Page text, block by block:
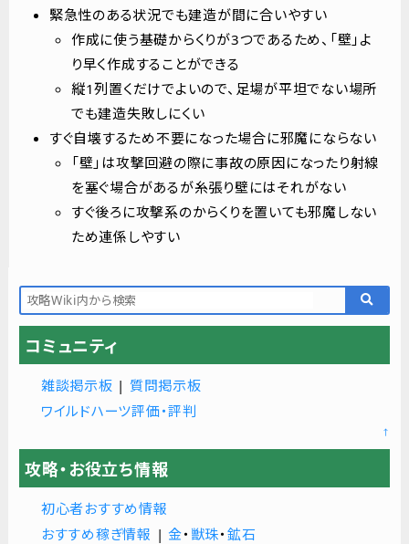
緊急性のある状況でも建造が間に合いやすい
作成に使う基礎からくりが3つであるため、「壁」よ
り早く作成することができる
縦1列置くだけでよいので、足場が平坦でない場所
でも建造失敗しにくい
すぐ自壊するため不要になった場合に邪魔にならない
「壁」は攻撃回避の際に事故の原因になったり射線
を塞ぐ場合があるが糸張り壁にはそれがない
すぐ後ろに攻撃系のからくりを置いても邪魔しない
ため連係しやすい
コミュニティ
雑談掲示板 | 質問掲示板
ワイルドハーツ評価・評判
↑
攻略・お役立ち情報
初心者おすすめ情報
おすすめ稼ぎ情報 |金・ 獣珠・ 鉱石